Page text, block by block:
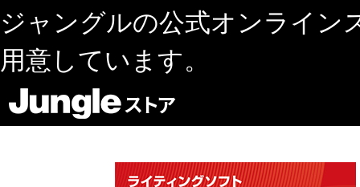
ジャングルの公式オンライン
用意しています。